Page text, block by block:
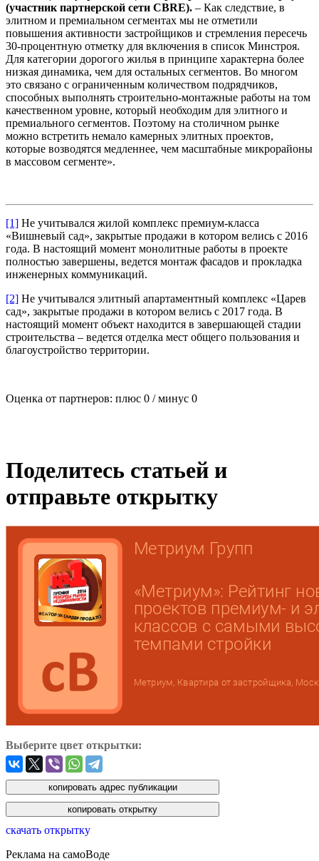
(участник партнерской сети CBRE). – Как следствие, в
элитном и премиальном сегментах мы не отметили
повышения активности застройщиков и стремления пересечь
30-процентную отметку для включения в список Минстроя.
Для категории дорогого жилья в принципе характерна более
низкая динамика, чем для остальных сегментов. Во многом
это связано с ограниченным количеством подрядчиков,
способных выполнять строительно-монтажные работы на том
качественном уровне, который необходим для элитного и
премиального сегментов. Поэтому на столичном рынке
можно встретить немало камерных элитных проектов,
которые возводятся медленнее, чем масштабные микрорайоны
в массовом сегменте».
[1] Не учитывался жилой комплекс премиум-класса
«Вишневый сад», закрытые продажи в котором велись с 2016
года. В настоящий момент монолитные работы в проекте
полностью завершены, ведется монтаж фасадов и прокладка
инженерных коммуникаций.
[2] Не учитывался элитный апартаментный комплекс «Царев
сад», закрытые продажи в котором велись с 2017 года. В
настоящий момент объект находится в завершающей стадии
строительства – ведется отделка мест общего пользования и
благоустройство территории.
Оценка от партнеров: плюс 0 / минус 0
Поделитесь статьей и
отправьте открытку
Выберите цвет открытки:
скачать открытку
Реклама на самоВоде